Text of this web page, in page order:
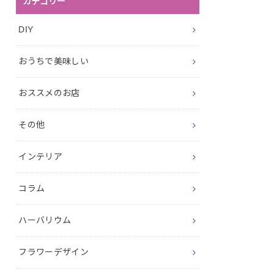
DIY
おうちで美味しい
おススメのお店
その他
インテリア
コラム
ハーバリウム
フラワーデザイン